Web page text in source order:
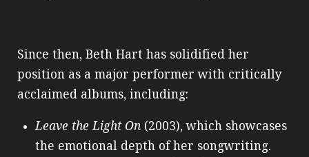
Since then, Beth Hart has solidified her
position as a major performer with critically
acclaimed albums, including:
Leave the Light On (2003), which showcases
the emotional depth of her songwriting.